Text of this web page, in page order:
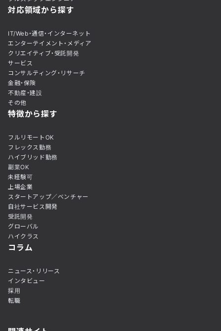
対応領域から探す
IT/Web・通信・インターネット
エンターテイメント・メディア
クリエイティブ・受託開発
サービス
コンサルティング・リサーチ
金融・保険
不動産・建設
その他
特徴から探す
フルリモートOK
フレックス勤務
ハイブリッド勤務
副業OK
未経験可
上場企業
スタートアップ／ベンチャー
自社サービス開発
受託開発
グローバル
ハイクラス
コラム
ニュース・リリース
インタビュー
採用
転職